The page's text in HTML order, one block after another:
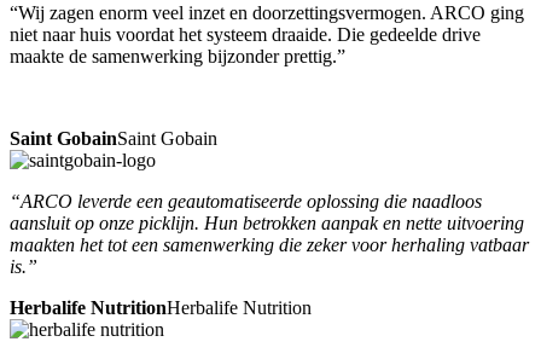
“Wij zagen enorm veel inzet en doorzettingsvermogen. ARCO ging
niet naar huis voordat het systeem draaide. Die gedeelde drive
maakte de samenwerking bijzonder prettig.”
Saint GobainSaint Gobain
“ARCO leverde een geautomatiseerde oplossing die naadloos
aansluit op onze picklijn. Hun betrokken aanpak en nette uitvoering
maakten het tot een samenwerking die zeker voor herhaling vatbaar
is.”
Herbalife NutritionHerbalife Nutrition